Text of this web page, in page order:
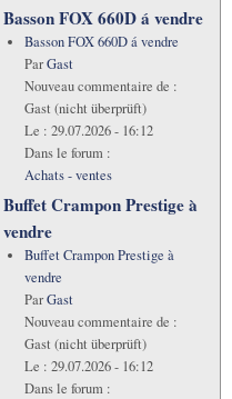
Basson FOX 660D á vendre
Basson FOX 660D á vendre
ParGast
Nouveau commentaire de :
Gast (nicht überprüft)
Le : 29.07.2026 - 16:12
Dans le forum :
Achats - ventes
Buffet Crampon Prestige à
vendre
Buffet Crampon Prestige à
vendre
ParGast
Nouveau commentaire de :
Gast (nicht überprüft)
Le : 29.07.2026 - 16:12
Dans le forum :